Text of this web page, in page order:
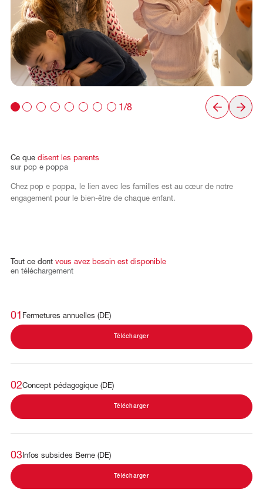
1/8
Ce que disent les parents
sur pop e poppa
Chez pop e poppa, le lien avec les familles est au cœur de notre
engagement pour le bien-être de chaque enfant.
Tout ce dont vous avez besoin est disponible
en téléchargement
01 Fermetures annuelles (DE)
Télécharger
02Concept pédagogique (DE)
Télécharger
03 Infos subsides Berne (DE)
Télécharger